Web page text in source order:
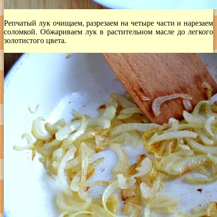
Репчатый лук очищаем, разрезаем на четыре части и нарезаем
соломкой. Обжариваем лук в растительном масле до легкого
золотистого цвета.